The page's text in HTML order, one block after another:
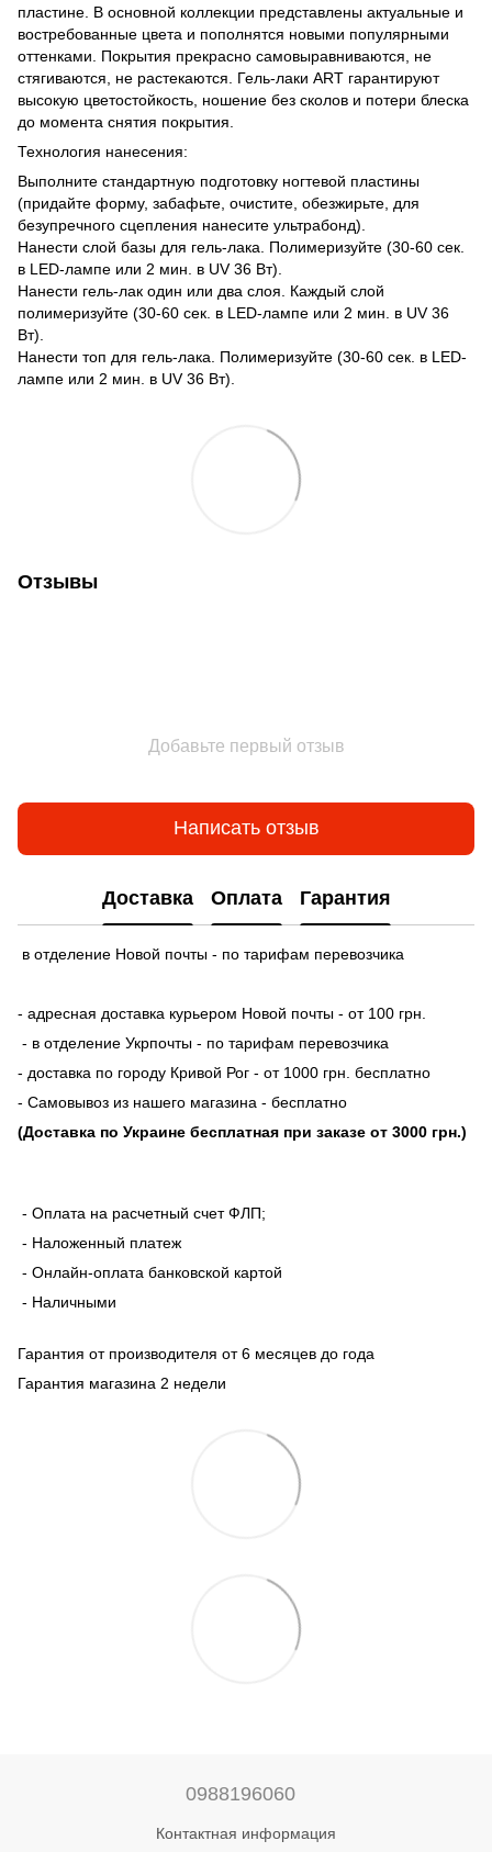
пластине. В основной коллекции представлены актуальные и
востребованные цвета и пополнятся новыми популярными
оттенками. Покрытия прекрасно самовыравниваются, не
стягиваются, не растекаются. Гель-лаки ART гарантируют
высокую цветостойкость, ношение без сколов и потери блеска
до момента снятия покрытия.
Технология нанесения:
Выполните стандартную подготовку ногтевой пластины
(придайте форму, забафьте, очистите, обезжирьте, для
безупречного сцепления нанесите ультрабонд).
Нанести слой базы для гель-лака. Полимеризуйте (30-60 сек.
в LED-лампе или 2 мин. в UV 36 Вт).
Нанести гель-лак один или два слоя. Каждый слой
полимеризуйте (30-60 сек. в LED-лампе или 2 мин. в UV 36
Вт).
Нанести топ для гель-лака. Полимеризуйте (30-60 сек. в LED-
лампе или 2 мин. в UV 36 Вт).
Отзывы
Добавьте первый отзыв
Написать отзыв
Доставка Оплата Гарантия
в отделение Новой почты - по тарифам перевозчика
- адресная доставка курьером Новой почты - от 100 грн.
- в отделение Укрпочты - по тарифам перевозчика
- доставка по городу Кривой Рог - от 1000 грн. бесплатно
- Самовывоз из нашего магазина - бесплатно
(Доставка по Украине бесплатная при заказе от 3000 грн.)
- Оплата на расчетный счет ФЛП;
- Наложенный платеж
- Онлайн-оплата банковской картой
- Наличными
Гарантия от производителя от 6 месяцев до года
Гарантия магазина 2 недели
0988196060
Контактная информация